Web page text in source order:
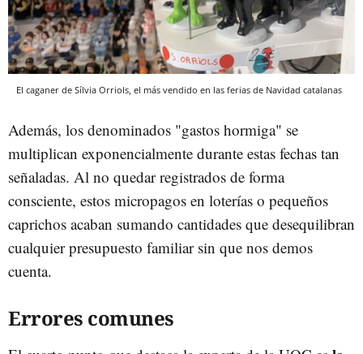
El caganer de Sílvia Orriols, el más vendido en las ferias de Navidad catalanas
Además, los denominados "gastos hormiga" se
multiplican exponencialmente durante estas fechas tan
señaladas. Al no quedar registrados de forma
consciente, estos micropagos en loterías o pequeños
caprichos acaban sumando cantidades que desequilibran
cualquier presupuesto familiar sin que nos demos
cuenta.
Errores comunes